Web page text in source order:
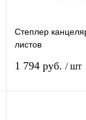
Степлер
листов
1 794 руб. / шт